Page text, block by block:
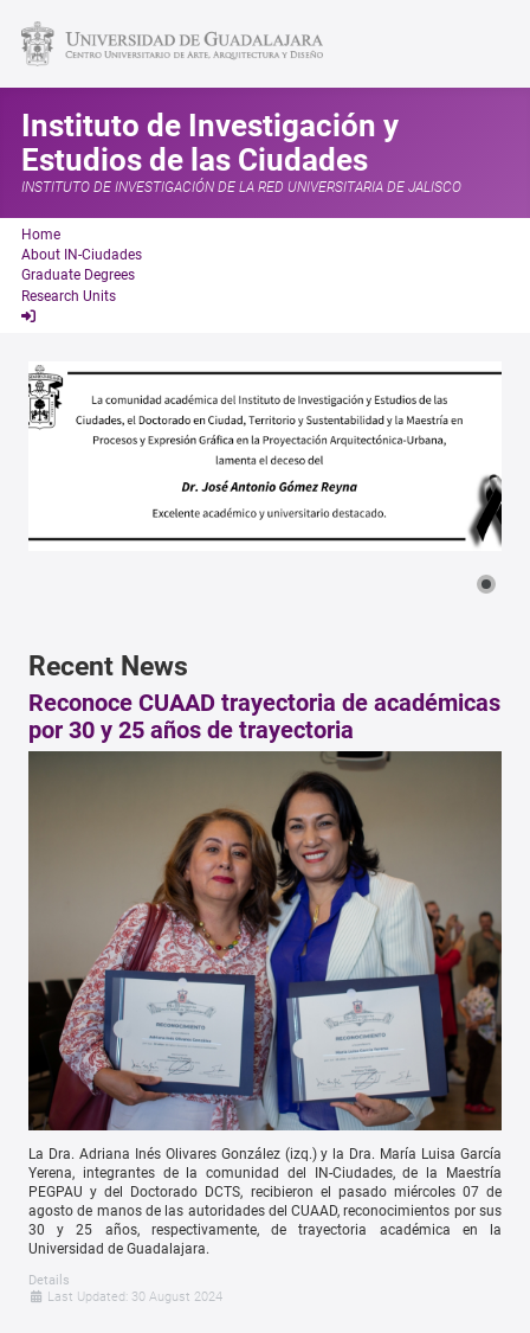
Instituto de Investigación y
Estudios de las Ciudades
INSTITUTO DE INVESTIGACIÓN DE LA RED UNIVERSITARIA DE JALISCO
Home
About IN-Ciudades
Graduate Degrees
Research Units
Recent News
Reconoce CUAAD trayectoria de académicas
por 30 y 25 años de trayectoria
La Dra. Adriana Inés Olivares González (izq.) y la Dra. María Luisa García
Yerena, integrantes de la comunidad del IN-Ciudades, de la Maestría
PEGPAU y del Doctorado DCTS, recibieron el pasado miércoles 07 de
agosto de manos de las autoridades del CUAAD, reconocimientos por sus
30 y 25 años, respectivamente,de trayectoria académica en la
Universidad de Guadalajara.
Details
Last Updated: 30 August 2024